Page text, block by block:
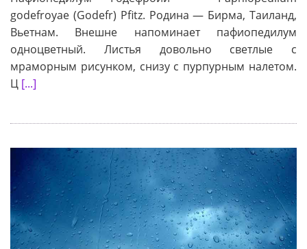
godefroyae (Godefr) Pfitz. Родина — Бирма, Таиланд,
Вьетнам. Внешне напоминает пафиопедилум
одноцветный. Листья довольно светлые с
мраморным рисунком, снизу с пурпурным налетом.
Ц [...]